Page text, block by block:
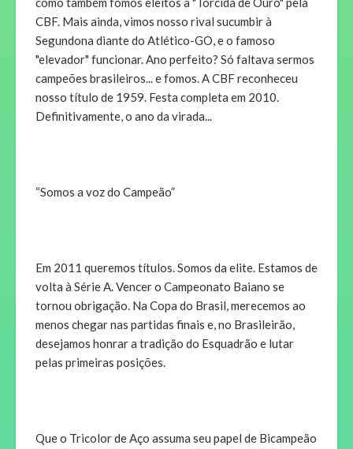
CBF. Mais ainda, vimos nosso rival sucumbir à
Segundona diante do Atlético-GO, e o famoso
"elevador" funcionar. Ano perfeito? Só faltava sermos
campeões brasileiros... e fomos. A CBF reconheceu
nosso título de 1959. Festa completa em 2010.
Definitivamente, o ano da virada...
“Somos a voz do Campeão”
Em 2011 queremos títulos. Somos da elite. Estamos de
volta à Série A. Vencer o Campeonato Baiano se
tornou obrigação. Na Copa do Brasil, merecemos ao
menos chegar nas partidas finais e, no Brasileirão,
desejamos honrar a tradição do Esquadrão e lutar
pelas primeiras posições.
Que o Tricolor de Aço assuma seu papel de Bicampeão